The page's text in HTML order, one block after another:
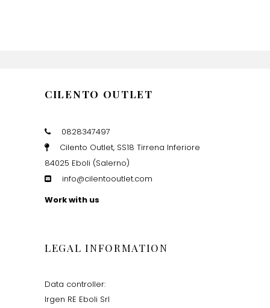
CILENTO OUTLET
0828347497
Cilento Outlet, SS18 Tirrena Inferiore
84025 Eboli (Salerno)
info@cilentooutlet.com
Work with us
LEGAL INFORMATION
Data controller:
Irgen RE Eboli Srl